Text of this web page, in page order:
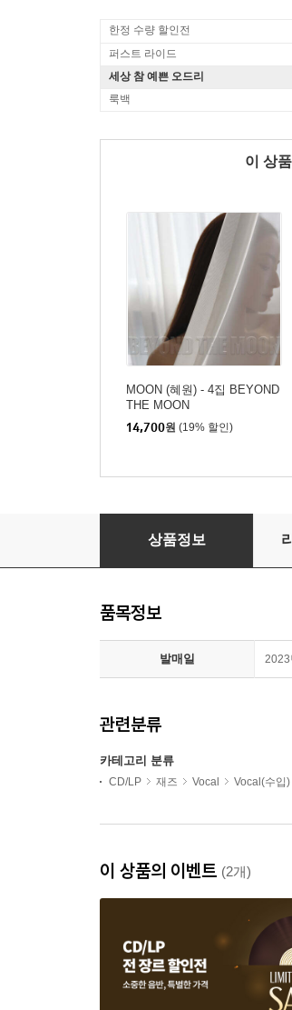
한정 수량 할인전
퍼스트 라이드
세상 참 예쁜 오드리
룩백
이 상
MOON (혜원) - 4집 BEYOND
THE MOON
14,700원 (19% 할인)
Katie Melua (케이티 멜루아)
상품정보
품목정보
발매일 2023
관련분류
카테고리 분류
CD/LP 재즈 Vocal Vocal(수입)
이 상품의 이벤트 (2개)